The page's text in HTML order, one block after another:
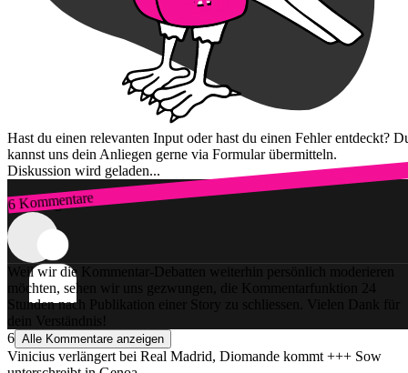
Hast du einen relevanten Input oder hast du einen Fehler entdeckt?
kannst uns dein Anliegen gerne via Formular übermitteln.
Diskussion wird geladen...
6 Kommentare
Zum Login
Weil wir die Kommentar-Debatten weiterhin persönlich moderieren
möchten, sehen wir uns gezwungen, die Kommentarfunktion 24
Stunden nach Publikation einer Story zu schliessen. Vielen Dank für
dein Verständnis!
6 Alle Kommentare anzeigen
Vinicius verlängert bei Real Madrid, Diomande kommt +++ Sow